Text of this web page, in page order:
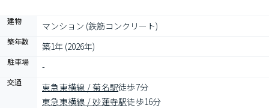
建物 マンション (鉄筋コンクリート)
築年数 築1年 (2026年)
駐車場 -
交通 東急東横線 / 菊名駅徒歩7分
東急東横線 / 妙蓮寺駅徒歩16分